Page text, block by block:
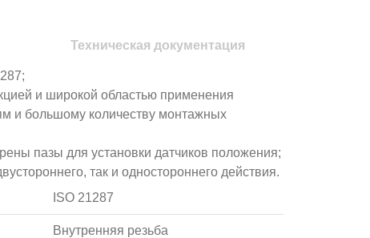
Техническая документация
и широкой областью применения
и большому количеству монтажных
пазы для установки датчиков положения;
так и одностороннего действия.
ISO 21287
Внутренняя резьба